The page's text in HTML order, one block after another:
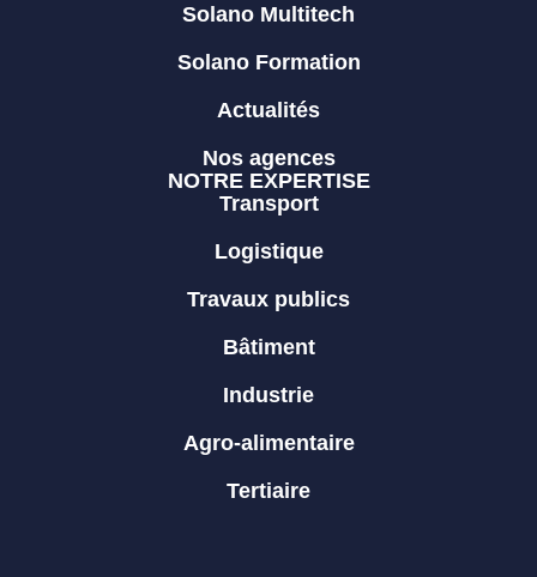
Solano Multitech
Solano Formation
Actualités
Nos agences
NOTRE EXPERTISE
Transport
Logistique
Travaux publics
Bâtiment
Industrie
Agro-alimentaire
Tertiaire